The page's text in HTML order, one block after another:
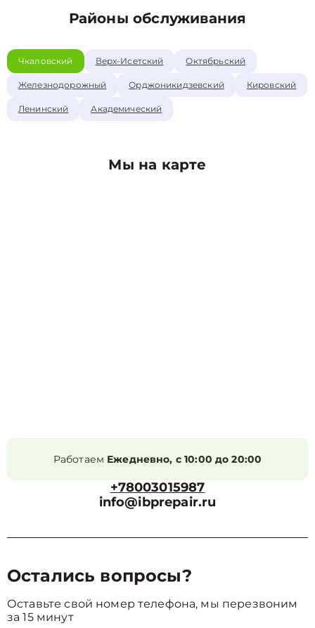
Районы обслуживания
Чкаловский Верх-Исетский Октябрьский
Железнодорожный Орджоникидзевский Кировский
Ленинский Академический
Мы на карте
Работаем Ежедневно, с 10:00 до 20:00
+78003015987
info@ibprepair.ru
Остались вопросы?
Оставьте свой номер телефона, мы перезвоним
за 15 минут